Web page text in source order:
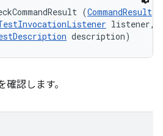
(CommandResult
listener,
description)
認します。